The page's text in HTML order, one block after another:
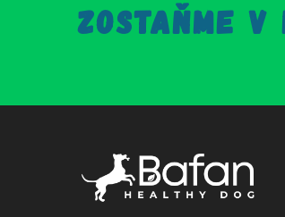
ZOSTAŇME V